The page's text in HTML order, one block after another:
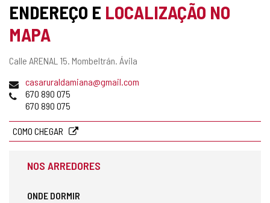
ENDEREÇO E LOCALIZAÇÃO NO
MAPA
Endereço
Calle ARENAL 15. Mombeltrán. Ávila
Endereço
de
email
casaruraldamiana@gmail.com
Telefones
670 890 075
670 890 075
COMO CHEGAR
NOS ARREDORES
ONDE DORMIR